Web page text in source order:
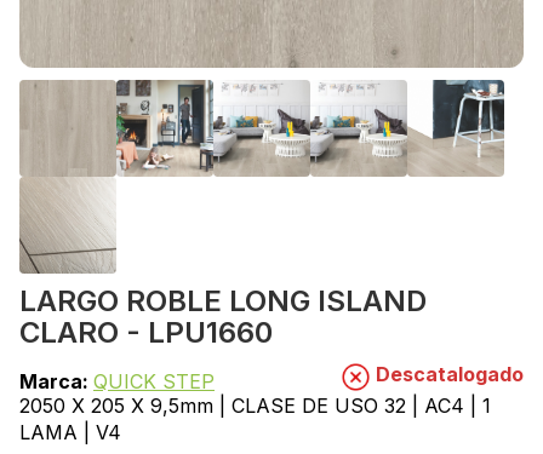
LARGO ROBLE LONG ISLAND
CLARO - LPU1660
Marca: QUICK STEP
Descatalogado
2050 X 205 X 9,5mm | CLASE DE USO 32 | AC4 | 1
LAMA | V4